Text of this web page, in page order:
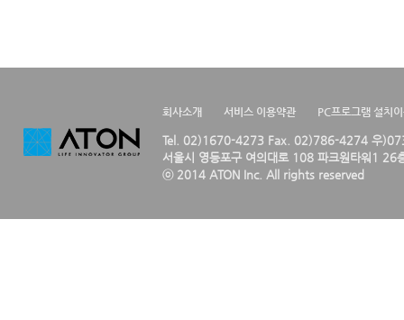
회사소개 서비스 이용약관 PC프로그램 설치
Tel. 02)1670-4273 Fax. 02)786-4274 우
서울시 영등포구 여의대로 108 파크원타워1 26
ⓒ 2014 ATON Inc. All rights reserved